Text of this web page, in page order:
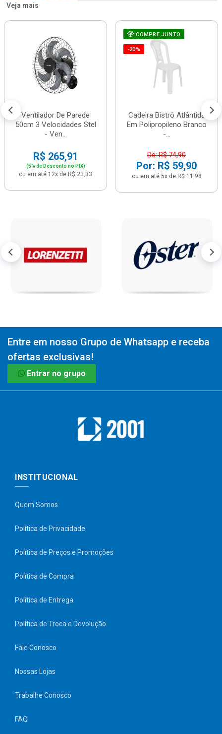
Veja mais
Ventilador De Parede
50cm 3 Velocidades Stel
- Ven...
R$ 265,91
(5% de Desconto no PIX)
ou em até 12x de R$ 23,33
COMPRE JUNTO
-20%
Cadeira Bistrô Atlântida
Em Polipropileno Branco
-...
De: R$ 74,90
Por: R$ 59,90
ou em até 5x de R$ 11,98
Entre em nosso Grupo de Whatsapp e receba
ofertas exclusivas!
Entrar no grupo
INSTITUCIONAL
Quem Somos
Política de Privacidade
Política de Preços e Promoções
Política de Compra
Política de Entrega
Política de Troca e Devolução
Fale Conosco
Nossas Lojas
Trabalhe Conosco
FAQ